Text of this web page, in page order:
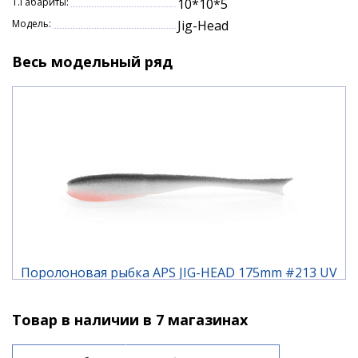
Андрей Питерцов.
Страна производства: Россия
10*10*5
Модель: Jig-Head
Весь модельный ряд
Поролоновая рыбка APS JIG-HEAD 175mm #213 UV
210 ₽
Товар в наличии в 7 магазинах